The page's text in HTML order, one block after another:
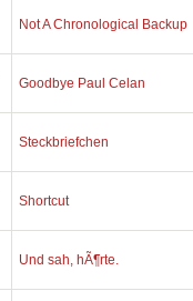
Not A Chronological Backup
Goodbye Paul Celan
Steckbriefchen
Shortcut
Und sah, hÃ¶rte.